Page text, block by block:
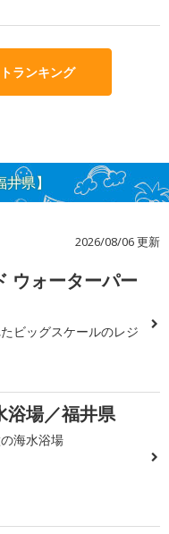
ランキング
県】
2026/08/06 更新
ウォーターパー
ビッグスケールのレジ
浴場／福井県
海水浴場